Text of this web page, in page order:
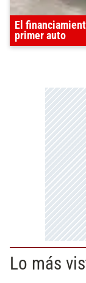
El
primer auto
Lo más